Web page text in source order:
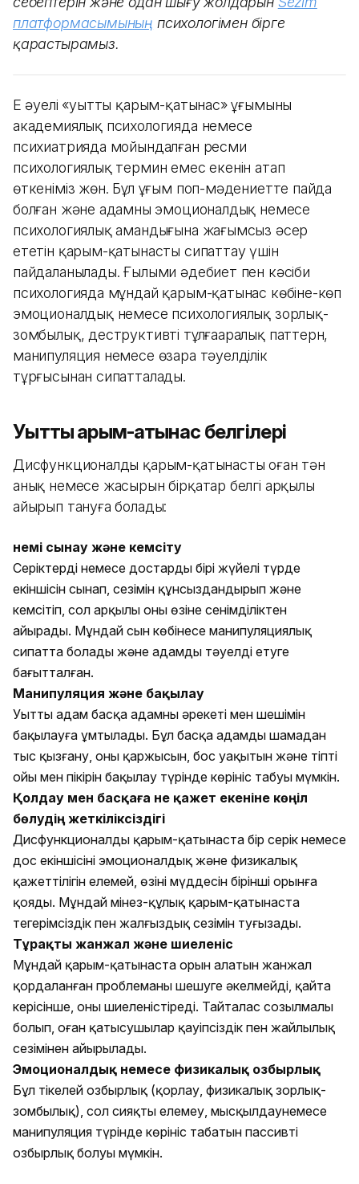
платформасымының психологімен бірге
қарастырамыз.
Ең әуелі «уытты қарым-қатынас» ұғымының
академиялық психологияда немесе
психиатрияда мойындалған ресми
психологиялық термин емес екенін атап
өткеніміз жөн. Бұл ұғым поп-мәдениетте пайда
болған және адамның эмоционалдық немесе
психологиялық амандығына жағымсыз әсер
ететін қарым-қатынасты сипаттау үшін
пайдаланылады. Ғылыми әдебиет пен кәсіби
психологияда мұндай қарым-қатынас көбіне-көп
эмоционалдық немесе психологиялық зорлық-
зомбылық, деструктивті тұлғааралық паттерн,
манипуляция немесе өзара тәуелділік
тұрғысынан сипатталады.
Уытты қарым-қатынас белгілері
Дисфункционалды қарым-қатынасты оған тән
анық немесе жасырын бірқатар белгі арқылы
айырып тануға болады:
Үнемі сынау және кемсіту
Серіктердің немесе достардың бірі жүйелі түрде
екіншісін сынап, сезімін құнсыздандырып және
кемсітіп, сол арқылы оны өзіне сенімділіктен
айырады. Мұндай сын көбінесе манипуляциялық
сипатта болады және адамды тәуелді етуге
бағытталған.
Манипуляция және бақылау
Уытты адам басқа адамның әрекеті мен шешімін
бақылауға ұмтылады. Бұл басқа адамды шамадан
тыс қызғану, оның қаржысын, бос уақытын және тіпті
ойы мен пікірін бақылау түрінде көрініс табуы мүмкін.
Қолдау мен басқаға не қажет екеніне көңіл
бөлудің жеткіліксіздігі
Дисфункционалды қарым-қатынаста бір серік немесе
дос екіншісінің эмоционалдық және физикалық
қажеттілігін елемей, өзінің мүддесін бірінші орынға
қояды. Мұндай мінез-құлық қарым-қатынаста
теңгерімсіздік пен жалғыздық сезімін туғызады.
Тұрақты жанжал және шиеленіс
Мұндай қарым-қатынаста орын алатын жанжал
қордаланған проблеманы шешуге әкелмейді, қайта
керісінше, оны шиеленістіреді. Тайталас созылмалы
болып, оған қатысушылар қауіпсіздік пен жайлылық
сезімінен айырылады.
Эмоционалдық немесе физикалық озбырлық
Бұл тікелей озбырлық (қорлау, физикалық зорлық-
зомбылық), сол сияқты елемеу, мысқылдаунемесе
манипуляция түрінде көрініс табатын пассивті
озбырлық болуы мүмкін.